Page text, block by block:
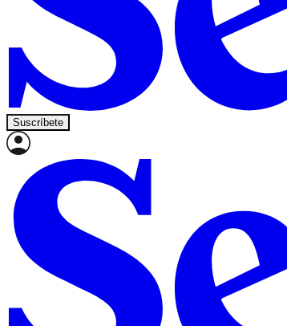
Suscríbete